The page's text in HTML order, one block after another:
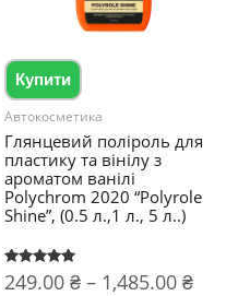
Купити
Автокосметика
Глянцевий поліроль для
пластику та вінілу з
ароматом ванілі
Polychrom 2020 “Polyrole
Shine”, (0.5 л.,1 л., 5 л..)
Оцінено в
5.00
249.00 ₴ – 1,485.00 ₴